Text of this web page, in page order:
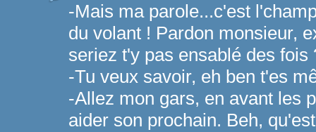
-Mais ma parole...c'est
du volant ! Pardon monsieur,
seriez t'y pas ensablé des fois
-Tu veux savoir, eh ben t'es
-Allez mon gars, en avant les
aider son prochain. Beh,